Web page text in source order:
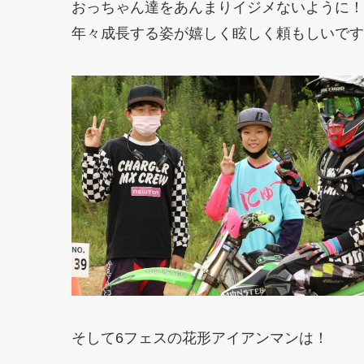
おっちゃん達をあんまりイジメないように！
年々成長する姿が嬉しく眩しく頼もしいで
そして6フェスの花形アイアンマンは！